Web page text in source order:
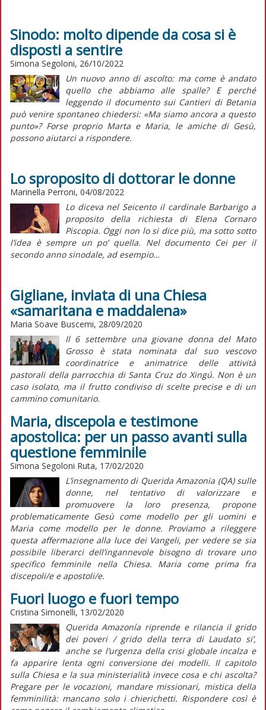
Sinodo: molto dipende da cosa si è
disposti a sentire
Simona Segoloni, 26/10/2022
Un nuovo anno di ascolto: ma come è andato
quello che abbiamo alle spalle? E perché
leggendo il documento sui Cantieri di Betania
può venire spontaneo chiedersi: «Ma siamo ancora a questo
punto»? Forse proprio Marta e Maria, le amiche di Gesù,
possono aiutarci a rispondere.
Lo sproposito di dottorar le donne
Marinella Perroni, 04/08/2022
Lo diceva nel Seicento il cardinale Barbarigo a
proposito della richiesta di Elena Cornaro
Piscopia. Oggi non lo si dice più, ma sotto sotto
l’idea è sempre un po’ quella. Nel documento Cei per il
secondo anno sinodale, ad esempio…
Gigliane, inviata di una Chiesa
«samaritana e maddalena»
Maria Soave Buscemi, 28/09/2020
Il 6 settembre una giovane donna del Mato
Grosso è stata nominata dal suo vescovo
coordinatrice e animatrice delle attività
pastorali della parrocchia di Santa Cruz do Xingú. Non è un
caso isolato, ma il frutto condiviso di scelte precise e di un
cammino comunitario.
Maria, discepola e testimone
apostolica: per un passo avanti sulla
questione femminile
Simona Segoloni Ruta, 17/02/2020
L’insegnamento di Querida Amazonia (QA) sulle
donne, nel tentativo di valorizzare e
promuovere la loro presenza, propone
problematicamente Gesù come modello per gli uomini e
Maria come modello per le donne. Proviamo a rileggere
questa affermazione alla luce dei Vangeli, per vedere se sia
possibile liberarci dell’ingannevole bisogno di trovare uno
specifico femminile nella Chiesa. Maria come prima fra
discepoli/e e apostoli/e.
Fuori luogo e fuori tempo
Cristina Simonelli, 13/02/2020
Querida Amazonía riprende e rilancia il grido
dei poveri / grido della terra di Laudato si’,
anche se l’urgenza della crisi globale incalza e
fa apparire lenta ogni conversione dei modelli. Il capitolo
sulla Chiesa e la sua ministerialità invece cosa e chi ascolta?
Pregare per le vocazioni, mandare missionari, mistica della
femminilità: mancano solo i chierichetti. Rispondere così è